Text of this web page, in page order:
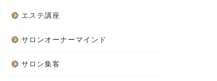
エステ講座
サロンオーナーマインド
サロン集客